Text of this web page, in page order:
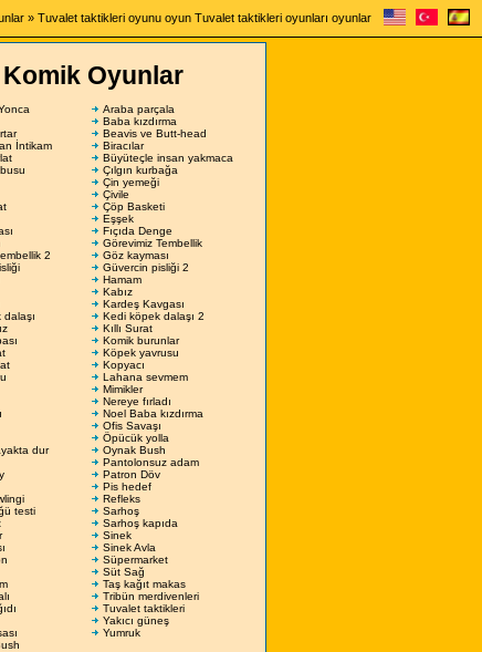
» Tuvalet taktikleri oyunu oyun Tuvalet taktikleri oyunları oyunlar
Komik Oyunlar
Araba parçala
Baba kızdırma
Beavis ve Butt-head
İntikam
Biracılar
Büyüteçle insan yakmaca
Çılgın kurbağa
Çin yemeği
Çivile
Çöp Basketi
Eşşek
Fıçıda Denge
Görevimiz Tembellik
2
Göz kayması
Güvercin pisliği 2
Hamam
Kabız
Kardeş Kavgası
Kedi köpek dalaşı 2
Kıllı Surat
Komik burunlar
Köpek yavrusu
Kopyacı
Lahana sevmem
Mimikler
Nereye fırladı
Noel Baba kızdırma
Ofis Savaşı
Öpücük yolla
dur
Oynak Bush
Pantolonsuz adam
Patron Döv
Pis hedef
Refleks
testi
Sarhoş
Sarhoş kapıda
Sinek
Sinek Avla
Süpermarket
Süt Sağ
Taş kağıt makas
Tribün merdivenleri
Tuvalet taktikleri
Yakıcı güneş
Yumruk